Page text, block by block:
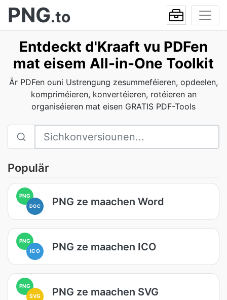
PNG.to
Entdeckt d'Kraaft vu PDFen
mat eisem All-in-One Toolkit
Är PDFen ouni Ustrengung zesummeféieren, opdeelen,
kompriméieren, konvertéieren, rotéieren an
organiséieren mat eisen GRATIS PDF-Tools
Populär
PNG
DOC PNG ze maachen Word
PNG
ICO
PNG ze maachen ICO
PNG
SVG
PNG ze maachen SVG